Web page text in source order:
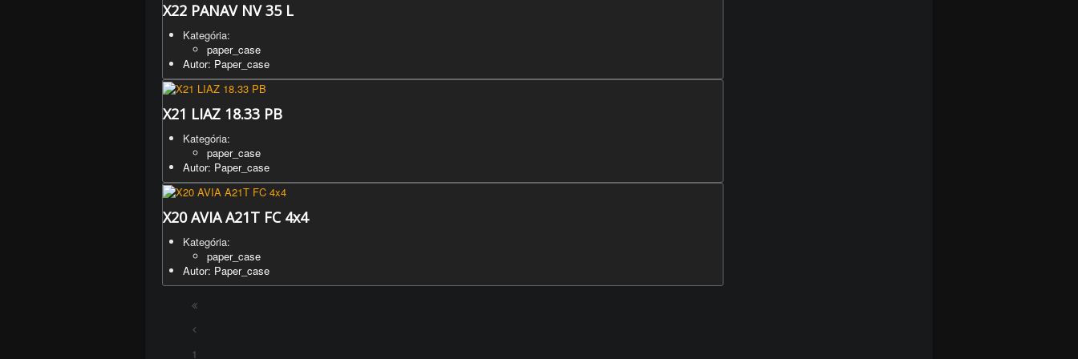
X22 PANAV NV 35 L
Kategória:
paper_case
Autor: Paper_case
X21 LIAZ 18.33 PB
Kategória:
paper_case
Autor: Paper_case
X20 AVIA A21T FC 4x4
Kategória:
paper_case
Autor: Paper_case
1